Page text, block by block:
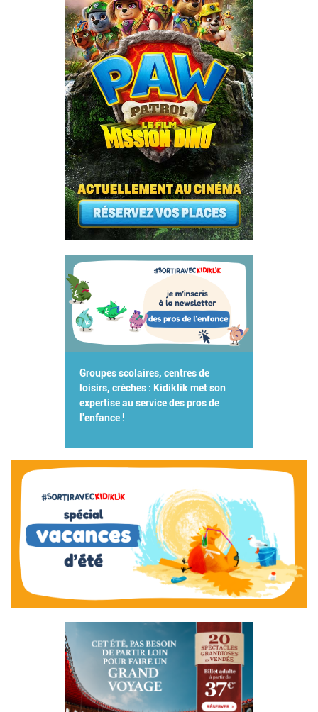
Groupes scolaires, centres de
loisirs, crèches : Kidiklik met son
expertise au service des pros de
l'enfance !